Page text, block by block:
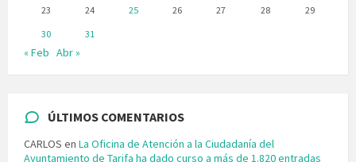
23
24 25 26 27 28
29
30
31
« Feb Abr »
ÚLTIMOS COMENTARIOS
CARLOS en La Oficina de Atención a la Ciudadanía del
Ayuntamiento de Tarifa ha dado curso a más de 1.820 entradas